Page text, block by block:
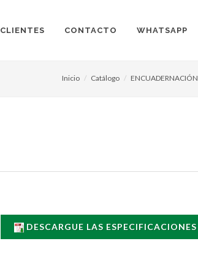
CLIENTES CONTACTO WHATSAPP
Inicio Catálogo ENCUADERNACIÓN
DESCARGUE LAS ESPECIFICACIONES